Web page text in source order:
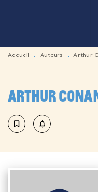
Accueil • Auteurs • Arthur
Arthur
bookmark_border